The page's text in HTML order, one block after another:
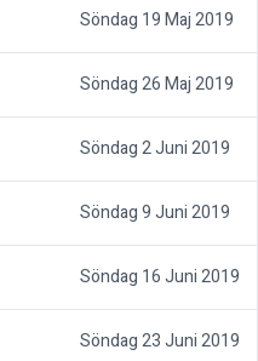
Söndag 19 Maj 2019
Söndag 26 Maj 2019
Söndag 2 Juni 2019
Söndag 9 Juni 2019
Söndag 16 Juni 2019
Söndag 23 Juni 2019